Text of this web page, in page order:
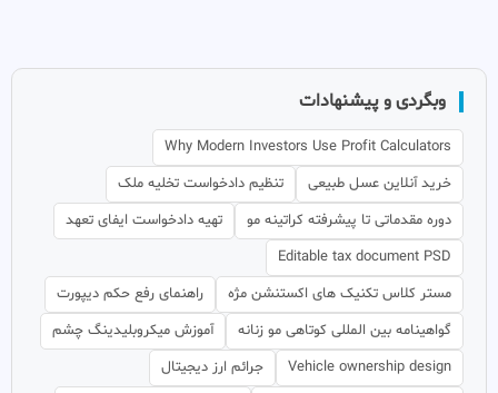
وبگردی و پیشنهادات
Why Modern Investors Use Profit Calculators
خرید آنلاین عسل طبیعی
تنظیم دادخواست تخلیه ملک
دوره مقدماتی تا پیشرفته کراتینه مو
تهیه دادخواست ایفای تعهد
Editable tax document PSD
مستر کلاس تکنیک های اکستنشن مژه
راهنمای رفع حکم دیپورت
گواهینامه بین المللی کوتاهی مو زنانه
آموزش میکروبلیدینگ چشم
Vehicle ownership design
جرائم ارز دیجیتال